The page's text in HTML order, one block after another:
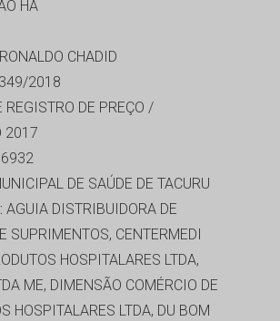
HÁ
CHADID
2018
REGISTRO DE PREÇO /
2017
DE SAÚDE DE TACURU
AGUIA DISTRIBUIDORA DE
SUPRIMENTOS, CENTERMEDI
HOSPITALARES LTDA,
ME, DIMENSÃO COMÉRCIO DE
HOSPITALARES LTDA, DU BOM